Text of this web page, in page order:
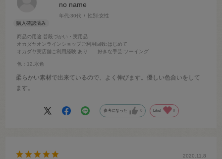
no name
年代:30代 性別:女性
商品の用途:普段づかい・実用品
オカダヤオンラインショップご利用回数:はじめて
オカダヤ実店舗ご利用経験:あり 好きな手芸:ソーイング
色：12.水色
柔らかい素材で出来ているので、よく伸びます。優しい色合いをして
ます。
参考になった 0 Like! 0
2020.11.8